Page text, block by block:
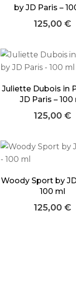
by JD Paris –
125,00€
Juliette Dubois in
JD Paris – 100
125,00€
Woody Sport by
100 ml
125,00€